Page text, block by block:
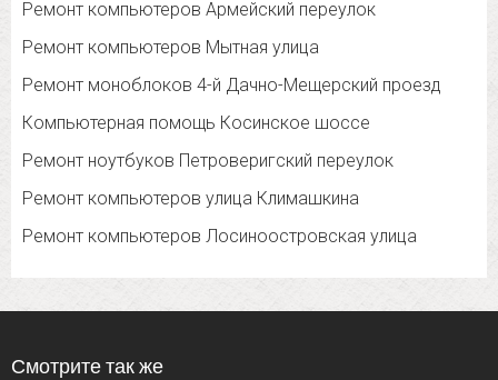
Ремонт компьютеров Армейский переулок
Ремонт компьютеров Мытная улица
Ремонт моноблоков 4-й Дачно-Мещерский проезд
Компьютерная помощь Косинское шоссе
Ремонт ноутбуков Петроверигский переулок
Ремонт компьютеров улица Климашкина
Ремонт компьютеров Лосиноостровская улица
Смотрите так же